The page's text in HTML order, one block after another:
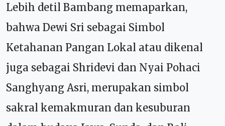
Lebih detil Bambang memaparkan,
bahwa Dewi Sri sebagai Simbol
Ketahanan Pangan Lokal atau dikenal
juga sebagai Shridevi dan Nyai Pohaci
Sanghyang Asri, merupakan simbol
sakral kemakmuran dan kesuburan